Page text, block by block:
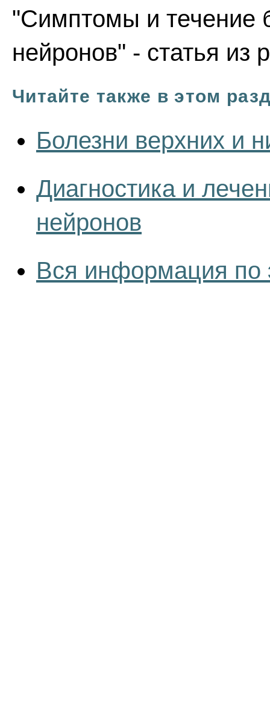
"Симптомы и течение
нейронов" - статья из
Читайте также в этом
Болезни верхних и
Диагностика и
нейронов
Вся информация по